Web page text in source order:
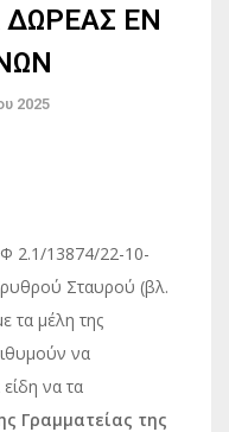
ΕΝ
2025
2.1/13874/22-10-
Σταυρού (βλ.
τα μέλη της
να
να τα
Γραμματείας της